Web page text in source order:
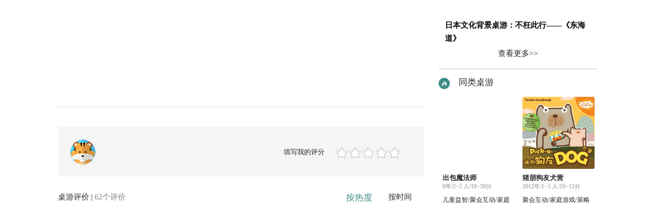
填写我的评分
桌游评价 | 62个评价 按热度 按时间
日本文化背景桌游：不枉此行——《东海
道》
查看更多>>
同类桌游
出包魔法师
0年/2~5 人/10~50分
儿童益智/聚会互动/家庭
猪朋狗友犬营
2012年/1~5 人/10~15分
聚会互动/家庭游戏/策略